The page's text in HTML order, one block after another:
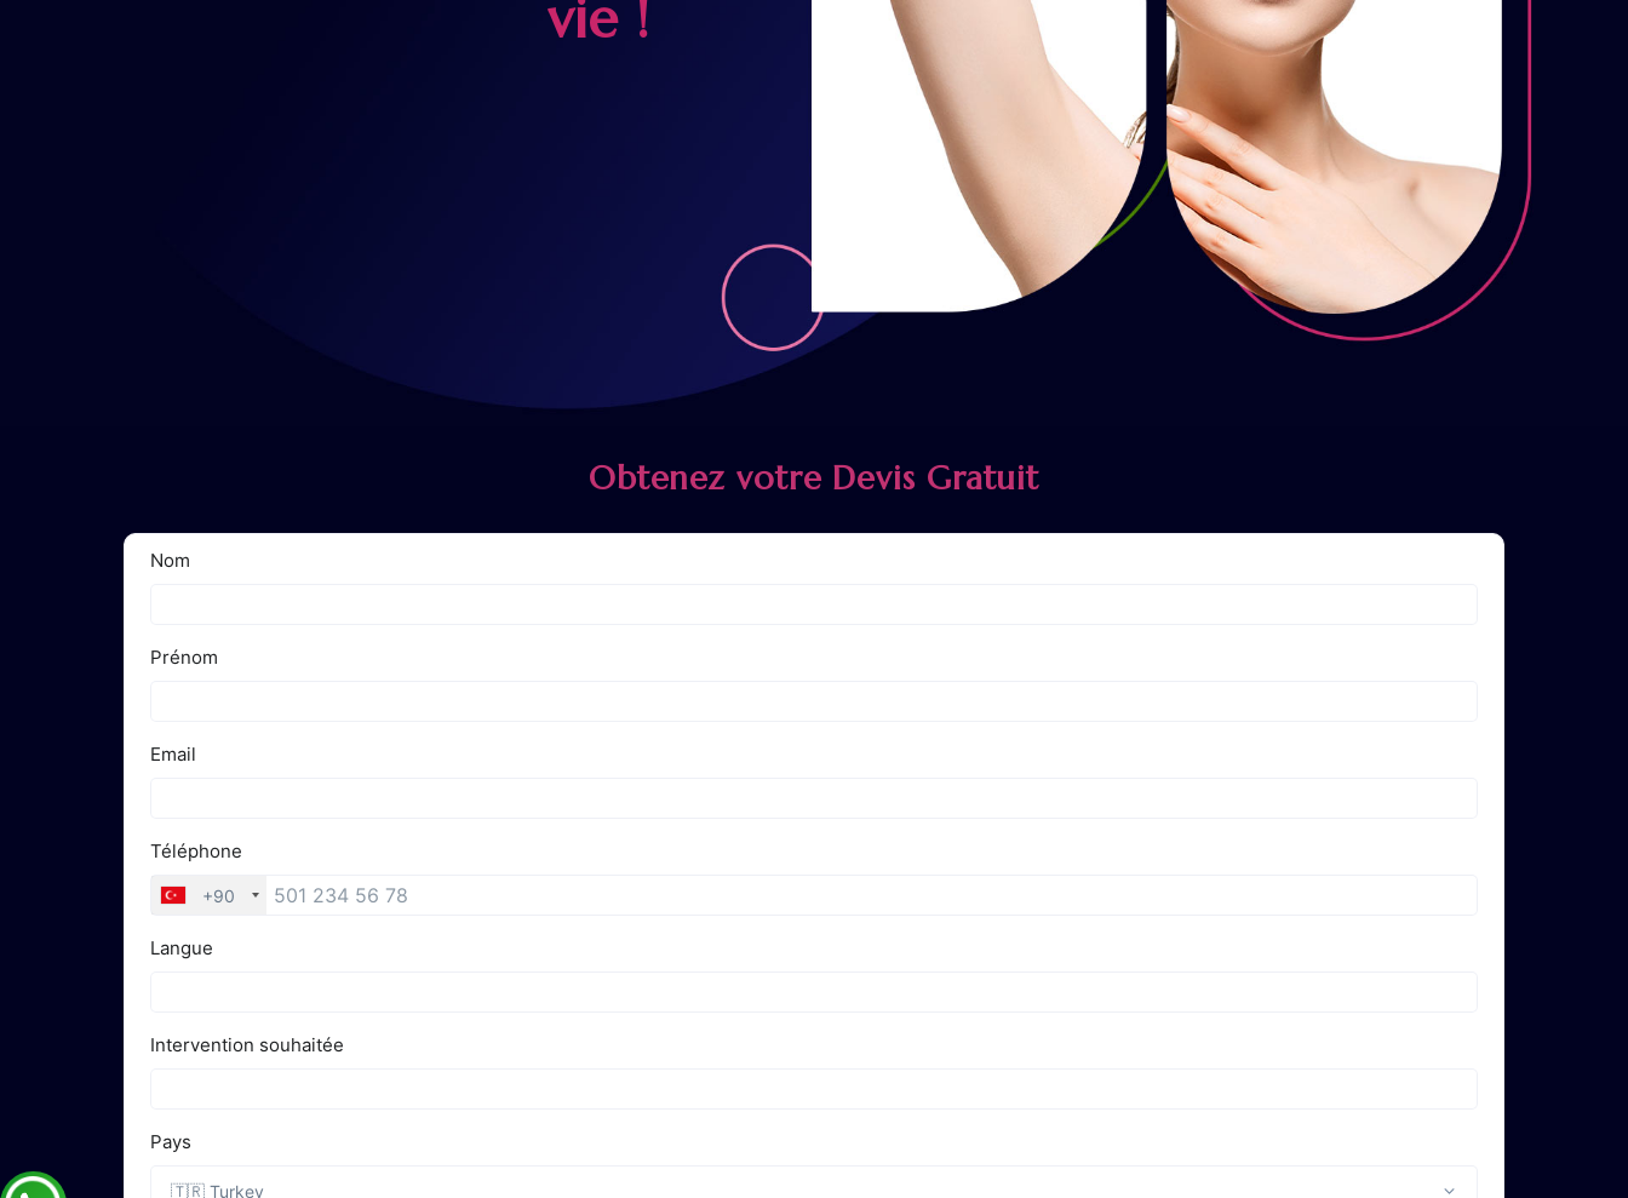
vie !
Obtenez votre Devis Gratuit